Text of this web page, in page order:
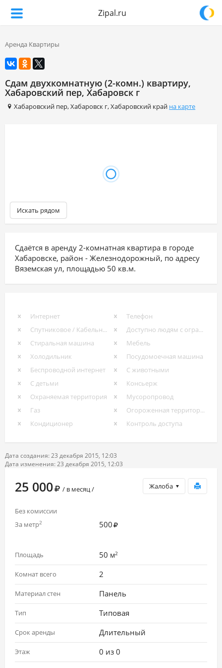
Zipal.ru
Аренда Квартиры
Сдам двухкомнатную (2-комн.) квартиру,
Хабаровский пер, Хабаровск г
Хабаровский пер,Хабаровск г,Хабаровский край на карте
Искать рядом
Сдаётся в аренду 2-комнатная квартира в городе
Хабаровске, район - Железнодорожный, по адресу
Вяземская ул, площадью 50 кв.м.
Интернет
Телефон
Спутниковое / Кабельное ТВ
Доступно людям с ограниченными возможностями
Стиральная машина
Мебель
Холодильник
Посудомоечная машина
Беспроводной интернет
С животными
С детьми
Консьерж
Охраняемая территория
Мусоропровод
Газ
Огороженная территория
Кондиционер
Контроль доступа
Дата создания: 23 декабря 2015, 12:03
Дата изменения: 23 декабря 2015, 12:03
Жалоба
25 000 / в месяц /
Без комиссии
За метр2 500
Площадь 50 м2
Комнат всего 2
Материал стен Панель
Тип Типовая
Срок аренды Длительный
Этаж 0 из 0